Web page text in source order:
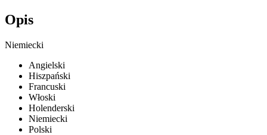
Opis
Niemiecki
Angielski
Hiszpański
Francuski
Włoski
Holenderski
Niemiecki
Polski